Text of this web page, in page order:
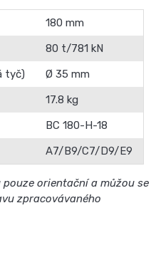
180 mm
80 t/781 kN
tyč)
Ø 35 mm
17.8 kg
BC 180-H-18
A7/B9/C7/D9/E9
orientační a můžou se
zpracovávaného